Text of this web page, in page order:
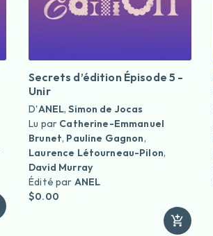
Secrets d’édition Épisode 5 -
Unir
D'ANEL,Simon de Jocas
Lu par Catherine-Emmanuel
Brunet, Pauline Gagnon,
Laurence Létourneau-Pilon,
David Murray
Édité par ANEL
$0.00